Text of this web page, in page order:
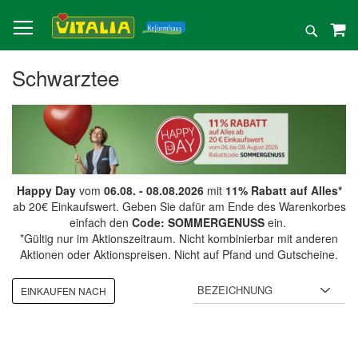
zum
Inhalt
Suche
Schwarztee
Happy Dayvom 06.08. - 08.08.2026mit 11% Rabatt auf Alles*
ab 20€ Einkaufswert. Geben Sie dafür am Ende des Warenkorbes
einfach den Code: SOMMERGENUSSein.
*Gültig nur im Aktionszeitraum. Nicht kombinierbar mit anderen
Aktionen oder Aktionspreisen. Nicht auf Pfand und Gutscheine.
EINKAUFEN NACH